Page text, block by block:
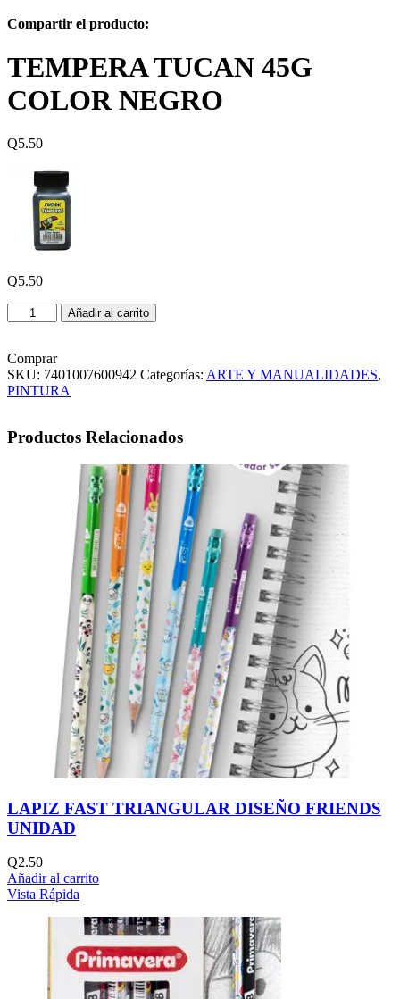
Compartir el producto:
TEMPERA TUCAN 45G
COLOR NEGRO
Q5.50
Q5.50
TEMPERA
TUCAN
COLOR
NEGRO
cantidad
Añadir al carrito
Comprar
SKU: 7401007600942 Categorías: ARTE Y MANUALIDADES,
PINTURA
Productos Relacionados
LAPIZ FAST TRIANGULAR DISEÑO FRIENDS
UNIDAD
Q2.50
Añadir al carrito
Vista Rápida